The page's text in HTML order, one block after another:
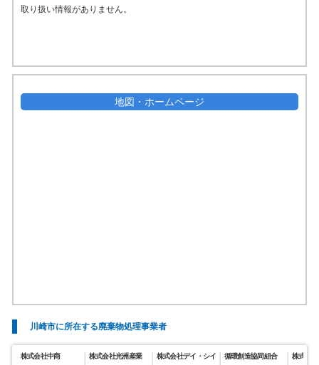
取り扱い情報がありません。
地図・ホームページ
川崎市に所在する廃棄物処理事業者
株式会社中商 株式会社光洲産業 株式会社デイ・シイ 循環創造協同組合 株式会